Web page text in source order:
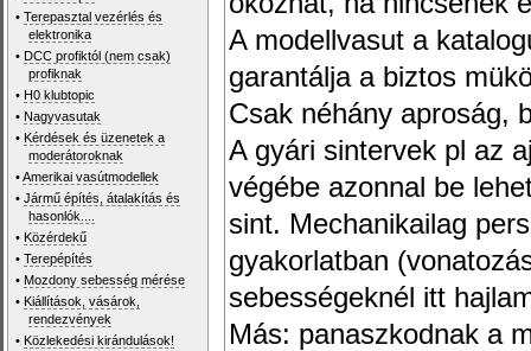
•Terepasztal vezérlés és
elektronika
• DCC profiktól (nem csak)
profiknak
• H0 klubtopic
• Nagyvasutak
• Kérdések és üzenetek a
moderátoroknak
•Amerikai vasútmodellek
•Jármű építés, átalakítás és
hasonlók....
• Közérdekű
•Terepépítés
• Mozdony sebesség mérése
• Kiállítások, vásárok,
rendezvények
• Közlekedési kirándulások!
A modellvasut a
garantálja a biztos
Csak néhány aproság,
A gyári sintervek pl az
végébe azonnal be
sint. Mechanikailag
gyakorlatban
sebességeknél itt
Más: panaszkodnak a